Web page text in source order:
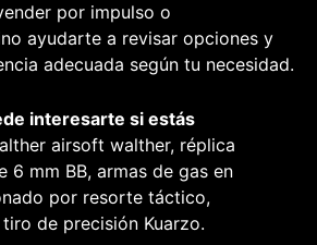
por impulso o
ayudarte a revisar opciones y
adecuada según tu necesidad.
interesarte si estás
airsoft walther, réplica
6 mm BB, armas de gas en
por resorte táctico,
de precisión Kuarzo.